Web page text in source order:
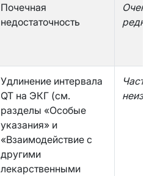
Почечная
недостаточность
Очень
редко
Удлинение интервала
QT на ЭКГ (см.
разделы «Особые
указания» и
«Взаимодействие с
другими
лекарственными